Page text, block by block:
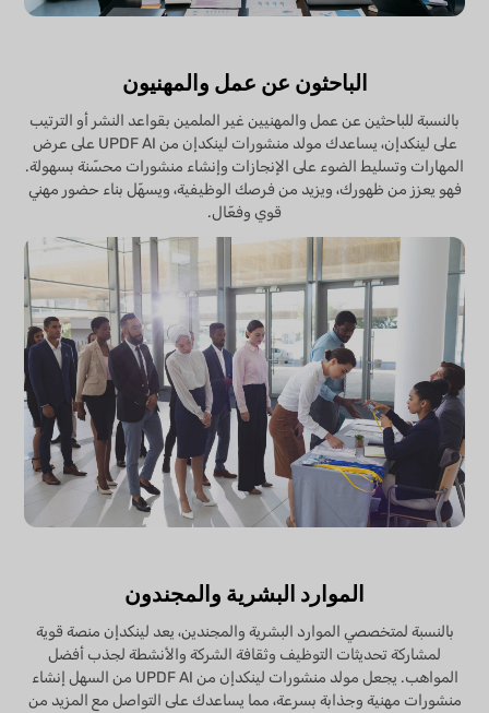
الباحثون عن عمل والمهنيون
بالنسبة للباحثين عن عمل والمهنيين غير الملمين بقواعد النشر أو الترتيب
على لينكدإن، يساعدك مولد منشورات لينكدإن من UPDF AI على عرض
المهارات وتسليط الضوء على الإنجازات وإنشاء منشورات محسّنة بسهولة.
فهو يعزز من ظهورك، ويزيد من فرصك الوظيفية، ويسهّل بناء حضور مهني
قوي وفعّال.
الموارد البشرية والمجندون
بالنسبة لمتخصصي الموارد البشرية والمجندين، يعد لينكدإن منصة قوية
لمشاركة تحديثات التوظيف وثقافة الشركة والأنشطة لجذب أفضل
المواهب. يجعل مولد منشورات لينكدإن من UPDF AI من السهل إنشاء
منشورات مهنية وجذابة بسرعة، مما يساعدك على التواصل مع المزيد من